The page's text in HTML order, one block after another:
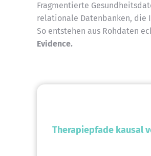
Fragmentierte
relationale Datenbanken, die
So entstehen aus Rohdaten
Evidence.
Therapiepfade kausal